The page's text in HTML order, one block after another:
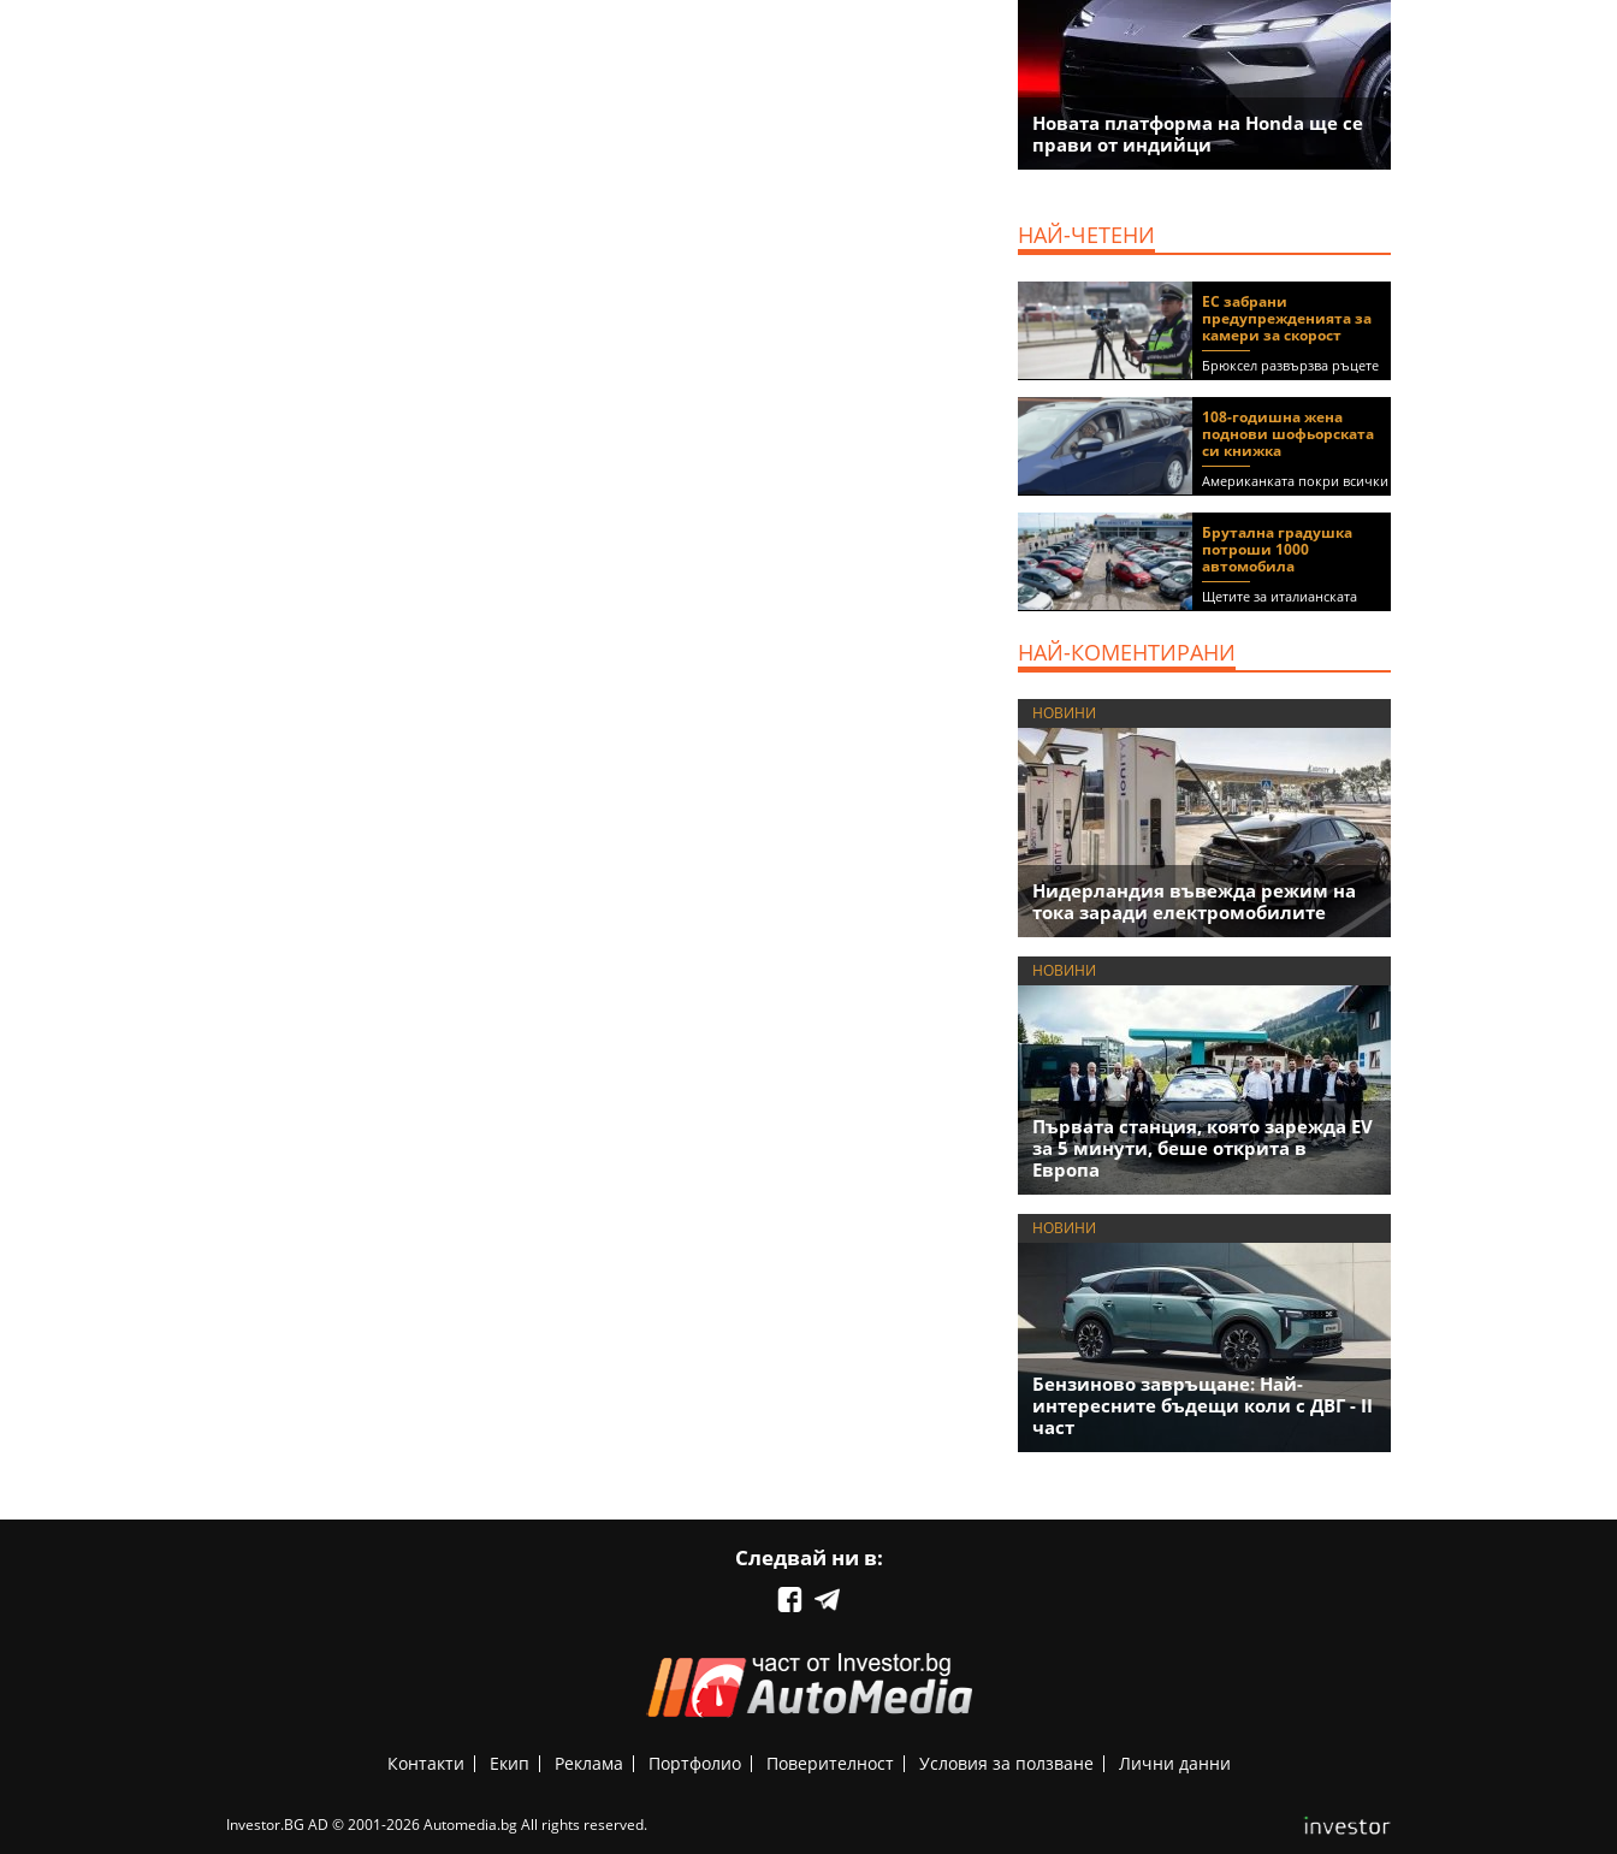
Новата платформа на Honda ще се
прави от индийци
НАЙ-ЧЕТЕНИ
ЕС забрани
предупрежденията за
камери за скорост
Брюксел развързва ръцете
на правителствата за
приложения като Waze и
Google Maps
108-годишна жена
поднови шофьорската
си книжка
Американката покри всички
медицински изисквания, за
(ВИДЕО)
Брутална градушка
потроши 1000
автомобила
Щетите за италианската
автокъща се оценяват на 5
НАЙ-КОМЕНТИРАНИ
НОВИНИ
Нидерландия въвежда режим на
тока заради електромобилите
НОВИНИ
Първата станция, която зарежда EV
за 5 минути, беше открита в
Европа
НОВИНИ
Бензиново завръщане: Най-
интересните бъдещи коли с ДВГ - II
част
Следвай ни в:
Контакти Екип Реклама Портфолио Поверителност Условия за ползване Лични данни
Investor.BG AD © 2001-2026 Automedia.bg All rights reserved.